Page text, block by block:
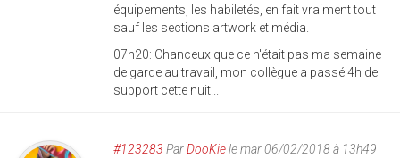
équipements, les habiletés, en fait vraiment tout
sauf les sections artwork et média.
07h20: Chanceux que ce n'était pas ma semaine
de garde au travail, mon collègue a passé 4h de
support cette nuit...
#123283 ParDooKiele mar 06/02/2018 à 13h49